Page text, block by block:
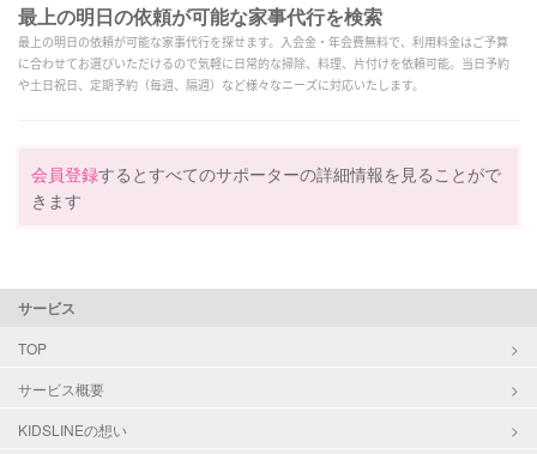
最上の明日の依頼が可能な家事代行を検索
最上の明日の依頼が可能な家事代行を探せます。入会金・年会費無料で、利用料金はご予算
に合わせてお選びいただけるので気軽に日常的な掃除、料理、片付けを依頼可能。当日予約
や土日祝日、定期予約（毎週、隔週）など様々なニーズに対応いたします。
会員登録するとすべてのサポーターの詳細情報を見ることがで
きます
サービス
TOP
サービス概要
KIDSLINEの想い